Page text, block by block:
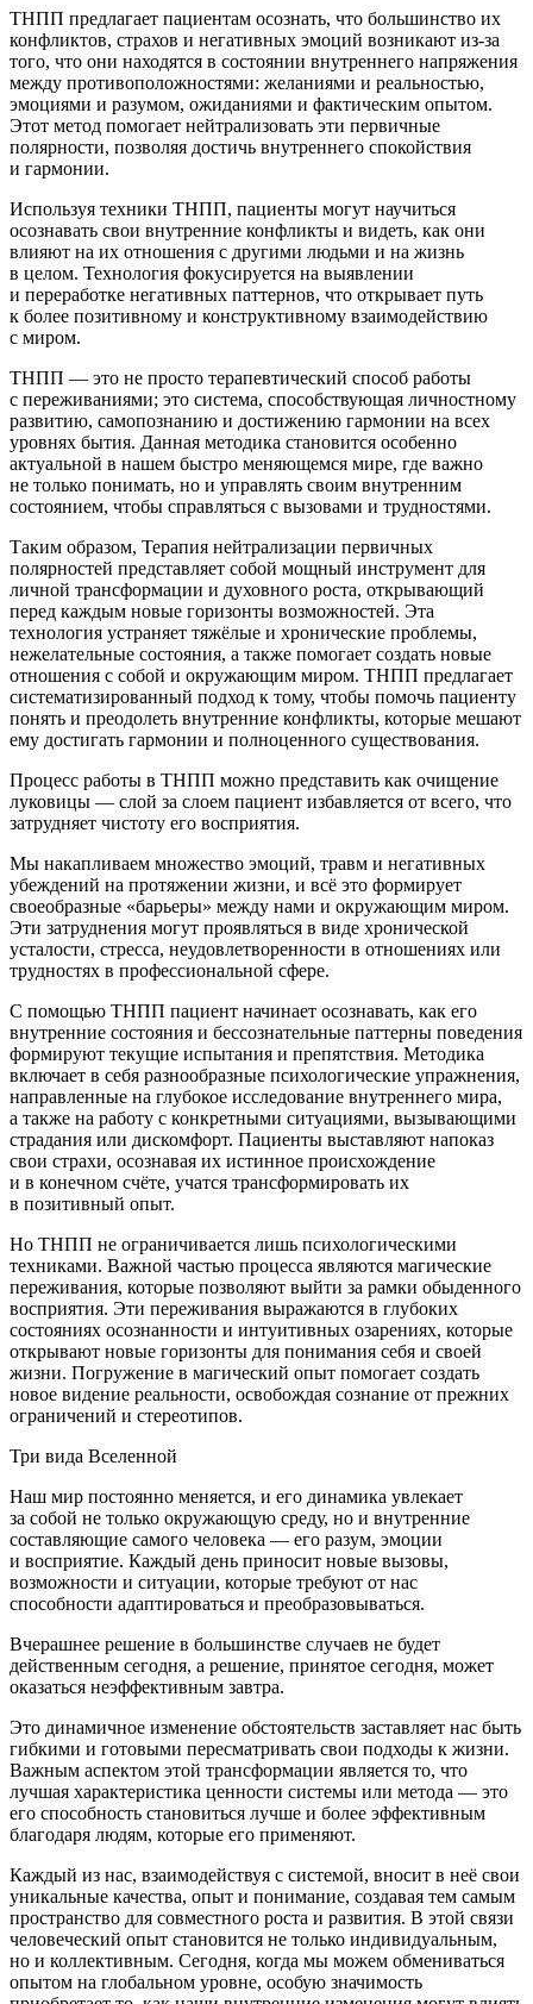
ТНПП предлагает пациентам осознать, что большинство их
конфликтов, страхов и негативных эмоций возникают из-за
того, что они находятся в состоянии внутреннего напряжения
между противоположностями: желаниями и реальностью,
эмоциями и разумом, ожиданиями и фактическим опытом.
Этот метод помогает нейтрализовать эти первичные
полярности, позволяя достичь внутреннего спокойствия
и гармонии.
Используя техники ТНПП, пациенты могут научиться
осознавать свои внутренние конфликты и видеть, как они
влияют на их отношения с другими людьми и на жизнь
в целом. Технология фокусируется на выявлении
и переработке негативных паттернов, что открывает путь
к более позитивному и конструктивному взаимодействию
с миром.
ТНПП — это не просто терапевтический способ работы
с переживаниями; это система, способствующая личностному
развитию, самопознанию и достижению гармонии на всех
уровнях бытия. Данная методика становится особенно
актуальной в нашем быстро меняющемся мире, где важно
не только понимать, но и управлять своим внутренним
состоянием, чтобы справляться с вызовами и трудностями.
Таким образом, Терапия нейтрализации первичных
полярностей представляет собой мощный инструмент для
личной трансформации и духовного роста, открывающий
перед каждым новые горизонты возможностей. Эта
технология устраняет тяжёлые и хронические проблемы,
нежелательные состояния, а также помогает создать новые
отношения с собой и окружающим миром. ТНПП предлагает
систематизированный подход к тому, чтобы помочь пациенту
понять и преодолеть внутренние конфликты, которые мешают
ему достигать гармонии и полноценного существования.
Процесс работы в ТНПП можно представить как очищение
луковицы — слой за слоем пациент избавляется от всего, что
затрудняет чистоту его восприятия.
Мы накапливаем множество эмоций, травм и негативных
убеждений на протяжении жизни, и всё это формирует
своеобразные «барьеры» между нами и окружающим миром.
Эти затруднения могут проявляться в виде хронической
усталости, стресса, неудовлетворенности в отношениях или
трудностях в профессиональной сфере.
С помощью ТНПП пациент начинает осознавать, как его
внутренние состояния и бессознательные паттерны поведения
формируют текущие испытания и препятствия. Методика
включает в себя разнообразные психологические упражнения,
направленные на глубокое исследование внутреннего мира,
а также на работу с конкретными ситуациями, вызывающими
страдания или дискомфорт. Пациенты выставляют напоказ
свои страхи, осознавая их истинное происхождение
и в конечном счёте, учатся трансформировать их
в позитивный опыт.
Но ТНПП не ограничивается лишь психологическими
техниками. Важной частью процесса являются магические
переживания, которые позволяют выйти за рамки обыденного
восприятия. Эти переживания выражаются в глубоких
состояниях осознанности и интуитивных озарениях, которые
открывают новые горизонты для понимания себя и своей
жизни. Погружение в магический опыт помогает создать
новое видение реальности, освобождая сознание от прежних
ограничений и стереотипов.
Три вида Вселенной
Наш мир постоянно меняется, и его динамика увлекает
за собой не только окружающую среду, но и внутренние
составляющие самого человека — его разум, эмоции
и восприятие. Каждый день приносит новые вызовы,
возможности и ситуации, которые требуют от нас
способности адаптироваться и преобразовываться.
Вчерашнее решение в большинстве случаев не будет
действенным сегодня, а решение, принятое сегодня, может
оказаться неэффективным завтра.
Это динамичное изменение обстоятельств заставляет нас быть
гибкими и готовыми пересматривать свои подходы к жизни.
Важным аспектом этой трансформации является то, что
лучшая характеристика ценности системы или метода — это
его способность становиться лучше и более эффективным
благодаря людям, которые его применяют.
Каждый из нас, взаимодействуя с системой, вносит в неё свои
уникальные качества, опыт и понимание, создавая тем самым
пространство для совместного роста и развития. В этой связи
человеческий опыт становится не только индивидуальным,
но и коллективным. Сегодня, когда мы можем обмениваться
опытом на глобальном уровне, особую значимость